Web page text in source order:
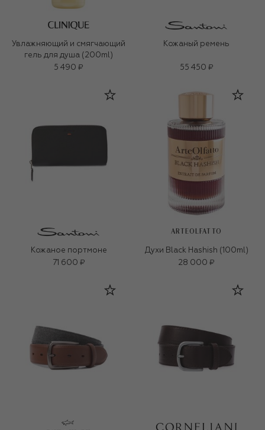
Увлажняющий и смягчающий
гель для душа (200ml)
5 490 ₽
Кожаный ремень
55 450 ₽
Кожаное портмоне
71 600 ₽
ARTEOLFATTO
Духи Black Hashish (100ml)
28 000 ₽